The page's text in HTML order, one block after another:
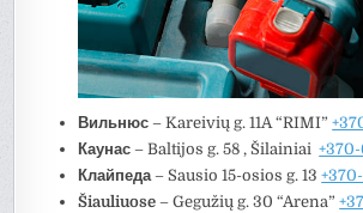
Вильнюс – Kareivių g. 11A “RIMI”
Каунас – Baltijos g. 58 , Šilainiai
Клайпеда– Sausio 15-osios g. 13
Šiauliuose – Gegužių g. 30 “Arena”